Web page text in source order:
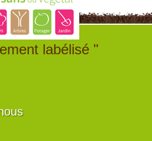
labélisé "